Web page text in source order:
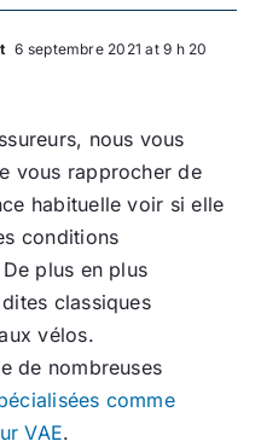
6 septembre 2021 at 9 h 20
nous vous
vous rapprocher de
habituelle voir si elle
conditions
plus en plus
dites classiques
vélos.
de nombreuses
comme
VAE.